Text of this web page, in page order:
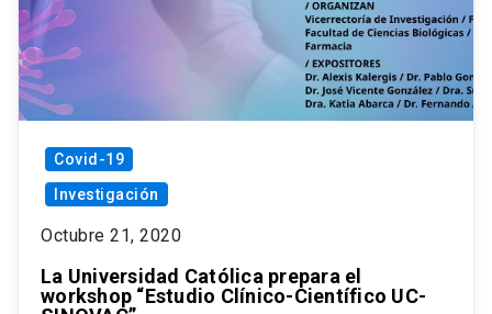
Covid-19
Investigación
Octubre 21, 2020
La Universidad Católica prepara el
workshop “Estudio Clínico-Científico UC-